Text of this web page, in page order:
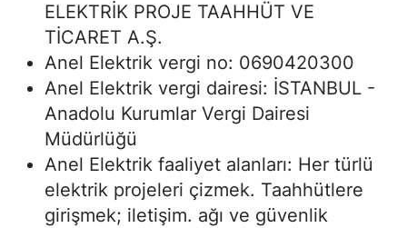
ELEKTRİK PROJE TAAHHÜT VE
TİCARET A.Ş.
Anel Elektrik vergi no: 0690420300
Anel Elektrik vergi dairesi: İSTANBUL -
Anadolu Kurumlar Vergi Dairesi
Müdürlüğü
Anel Elektrik faaliyet alanları: Her türlü
elektrik projeleri çizmek. Taahhütlere
girişmek; iletişim. ağı ve güvenlik